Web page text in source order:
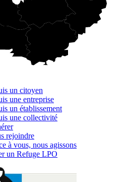
un citoyen
une entreprise
un établissement
une collectivité
rejoindre
à vous, nous agissons
un Refuge LPO